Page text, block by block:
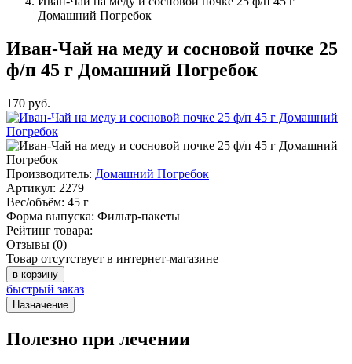
Домашний Погребок
Иван-Чай на меду и сосновой почке 25
ф/п 45 г Домашний Погребок
170 руб.
Производитель: Домашний Погребок
Артикул: 2279
Вес/объём: 45 г
Форма выпуска: Фильтр-пакеты
Рейтинг товара:
Отзывы (0)
Товар отсутствует в интернет-магазине
в корзину
быстрый заказ
Назначение
Полезно при лечении